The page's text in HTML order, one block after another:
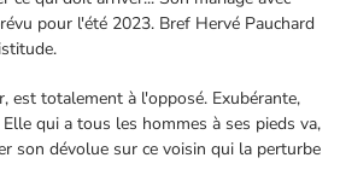
pour l'été 2023. Bref Hervé Pauchard
est totalement à l'opposé. Exubérante,
qui a tous les hommes à ses pieds va,
son dévolue sur ce voisin qui la perturbe